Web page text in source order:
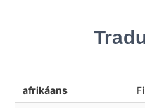
afrikáans